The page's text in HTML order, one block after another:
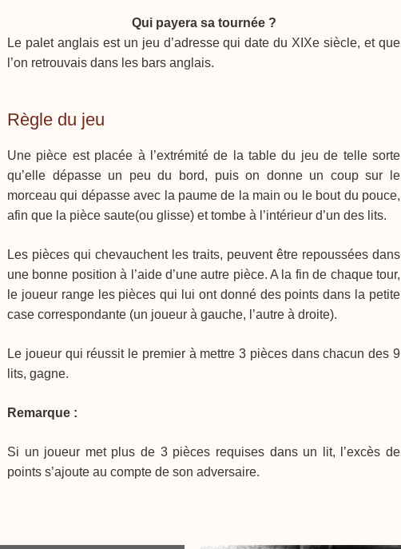
Qui payera sa tournée ?
Le palet anglais est un jeu d’adresse qui date du XIXe siècle, et que
l’on retrouvais dans les bars anglais.
Règle du jeu
Une pièce est placée à l’extrémité de la table du jeu de telle sorte
qu’elle dépasse un peu du bord, puis on donne un coup sur le
morceau qui dépasse avec la paume de la main ou le bout du pouce,
afin que la pièce saute(ou glisse) et tombe à l’intérieur d’un des lits.
Les pièces qui chevauchent les traits, peuvent être repoussées dans
une bonne position à l’aide d’une autre pièce. A la fin de chaque tour,
le joueur range les pièces qui lui ont donné des points dans la petite
case correspondante (un joueur à gauche, l’autre à droite).
Le joueur qui réussit le premier à mettre 3 pièces dans chacun des 9
lits, gagne.
Remarque :
Si un joueur met plus de 3 pièces requises dans un lit, l’excès de
points s’ajoute au compte de son adversaire.